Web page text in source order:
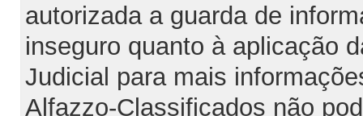
autorizada a guarda de
inseguro quanto à aplicação
Judicial para mais
Alfazzo-Classificados não